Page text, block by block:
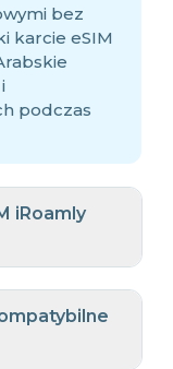
bez
karcie eSIM
podczas
iRoamly